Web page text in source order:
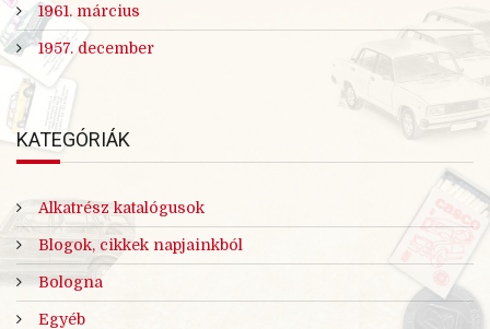
1961. március
1957. december
KATEGÓRIÁK
Alkatrész katalógusok
Blogok, cikkek napjainkból
Bologna
Egyéb